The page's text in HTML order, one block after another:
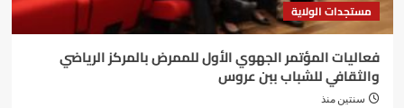
مستجدات الولاية
فعاليات المؤتمر الجهوي الأول للممرض بالمركز الرياضي
والثقافي للشباب ببن عروس
سنتين منذ